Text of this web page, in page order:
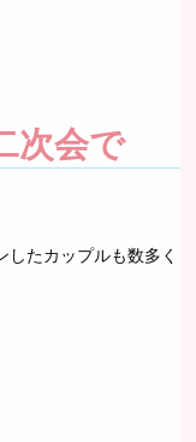
次会で
たカップルも数多く